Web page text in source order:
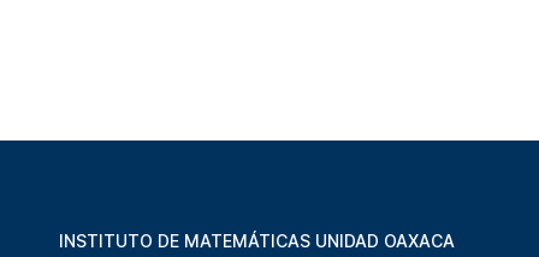
INSTITUTO DE MATEMÁTICAS UNIDAD OAXACA